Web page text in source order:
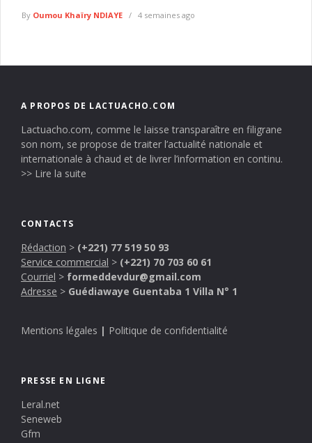
By Oumou Khaïry NDIAYE 4 semaines ago
A PROPOS DE LACTUACHO.COM
Lactuacho.com, comme le laisse transparaître en filigrane
son nom, se propose de traiter l’actualité nationale et
internationale à chaud et de livrer l’information en continu.
>> Lire la suite
CONTACTS
Rédaction > (+221) 77 519 50 93
Service commercial > (+221) 70 703 60 61
Courriel > formeddevdur@gmail.com
Adresse > Guédiawaye Guentaba 1 Villa N° 1
Mentions légales | Politique de confidentialité
PRESSE EN LIGNE
Leral.net
Seneweb
Gfm